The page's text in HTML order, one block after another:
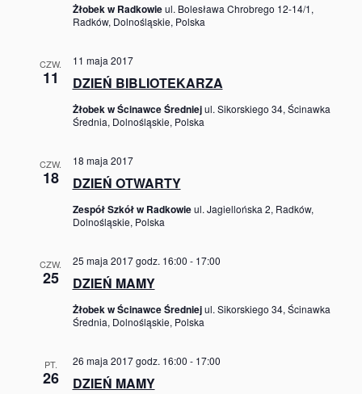
Żłobek w Radkowieul. Bolesława Chrobrego 12-14/1,
Radków, Dolnośląskie, Polska
CZW.
11 DZIEŃ BIBLIOTEKARZA
11 maja 2017
Żłobek w Ścinawce Średniejul. Sikorskiego 34, Ścinawka
Średnia, Dolnośląskie, Polska
CZW.
18 DZIEŃ OTWARTY
18 maja 2017
Zespół Szkół w Radkowieul. Jagiellońska 2, Radków,
Dolnośląskie, Polska
CZW.
25 DZIEŃ MAMY
25 maja 2017 godz. 16:00 - 17:00
Żłobek w Ścinawce Średniejul. Sikorskiego 34, Ścinawka
Średnia, Dolnośląskie, Polska
PT.
26 DZIEŃ MAMY
26 maja 2017 godz. 16:00 - 17:00